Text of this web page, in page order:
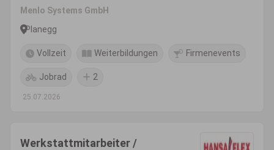
Menlo Systems GmbH
Planegg
Vollzeit Weiterbildungen Firmenevents
Jobrad 2
25.07.2026
Werkstattmitarbeiter /